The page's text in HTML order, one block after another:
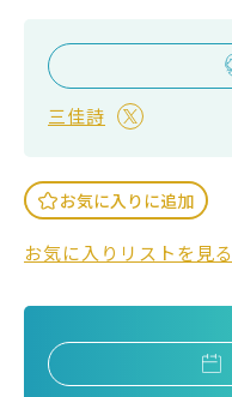
三佳詩
お気に入りに追加
お気に入りリストを見る